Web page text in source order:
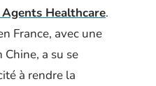
Healthcare.
France, avec une
a su se
à rendre la